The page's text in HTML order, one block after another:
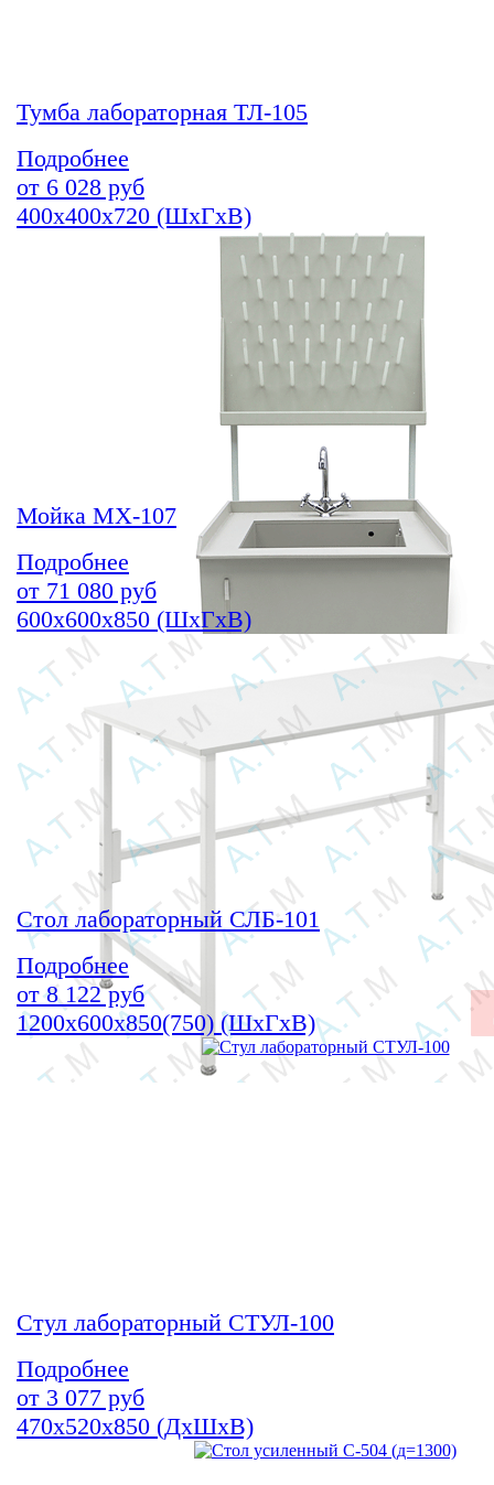
Тумба лабораторная ТЛ-105
Подробнее
от 6 028 руб
400х400х720 (ШхГхВ)
Мойка МХ-107
Подробнее
от 71 080 руб
600х600х850 (ШхГхВ)
Стол лабораторный СЛБ-101
Подробнее
от8 122руб
1200х600х850(750) (ШхГхВ)
Стул лабораторный СТУЛ-100
Подробнее
от 3 077 руб
470х520х850 (ДхШхВ)